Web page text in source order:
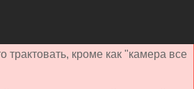
трактовать, кроме как "камера все